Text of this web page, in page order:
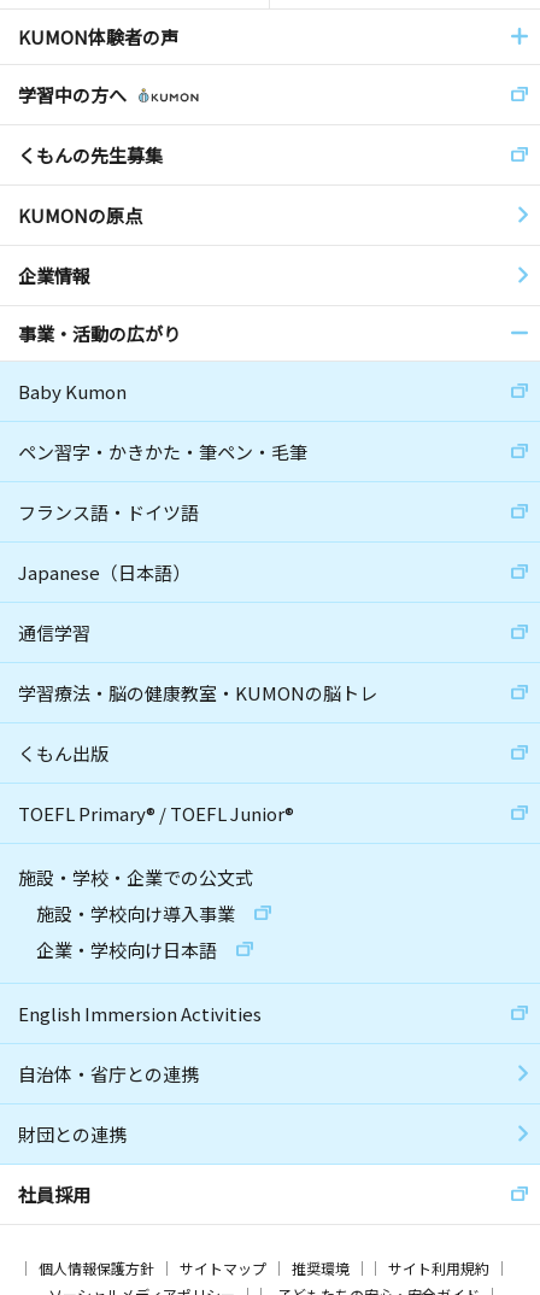
KUMON体験者の声
学習中の方へ
くもんの先生募集
KUMONの原点
企業情報
事業・活動の広がり
Baby Kumon
ペン習字・かきかた・筆ペン・毛筆
フランス語・ドイツ語
Japanese（日本語）
通信学習
学習療法・脳の健康教室・KUMONの脳トレ
くもん出版
TOEFL Primary® /TOEFL Junior®
施設・学校・企業での公文式
施設・学校向け導入事業
企業・学校向け日本語
English Immersion Activities
自治体・省庁との連携
財団との連携
社員採用
個人情報保護方針 サイトマップ 推奨環境
サイト利用規約